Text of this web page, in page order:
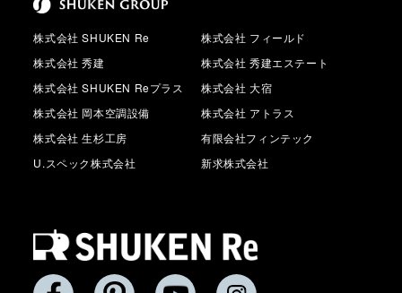
株式会社 SHUKEN Re
株式会社 フィールド
株式会社 秀建
株式会社 秀建エステート
株式会社 SHUKEN Reプラス
株式会社 大宿
株式会社 岡本空調設備
株式会社 アトラス
株式会社 生杉工房
有限会社フィンテック
U.スペック株式会社
新求株式会社